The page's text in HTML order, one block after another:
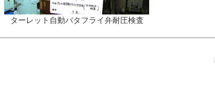
ターレット自動バタフライ弁耐圧検査